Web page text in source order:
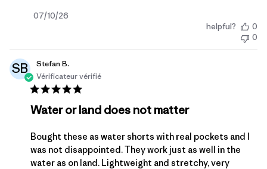
Date
07/10/26
helpful?
0
0
SB
Stefan B.
Vérificateur vérifié
Water or land does not matter
Bought these as water shorts with real pockets and I
was not disappointed. They work just as well in the
water as on land. Lightweight and stretchy, very